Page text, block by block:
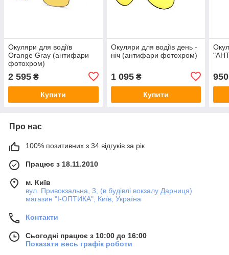
Окуляри для водіїв
Orange Gray (антифари
фотохром)
2 595 ₴
Купити
Окуляри для водіїв день -
ніч (антифари фотохром)
1 095₴
Купити
950
Про нас
100% позитивних з 34 відгуків за рік
Працює з 18.11.2010
м. Київ
вул. Привокзальна, 3, (в будівлі вокзалу Дарниця)
магазин "I-ОПТИКА", Київ, Україна
Контакти
Сьогодні працює з 10:00 до 16:00
Показати весь графік роботи